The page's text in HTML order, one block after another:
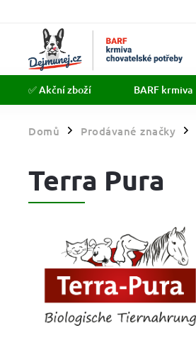
✅ Akční zboží BARF krmiva
Domů / Prodávané značky /
Terra Pura